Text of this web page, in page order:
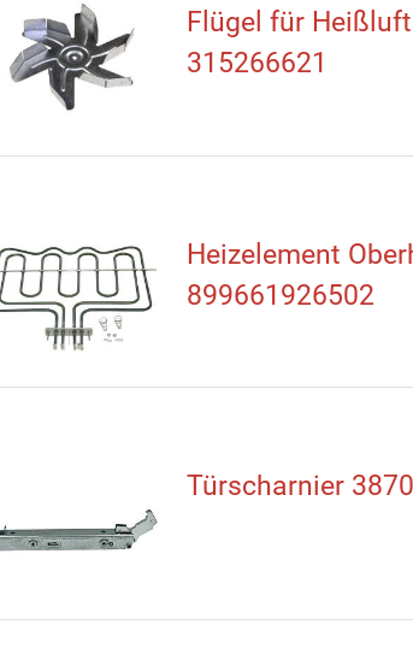
Flügel für
315266621
Heizelement
899661926502
Türscharnier